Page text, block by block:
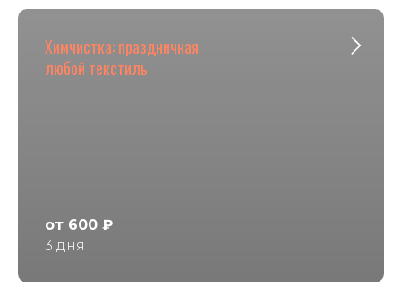
Химчистка: праздничная
любой текстиль
от 600 ₽
3 дня